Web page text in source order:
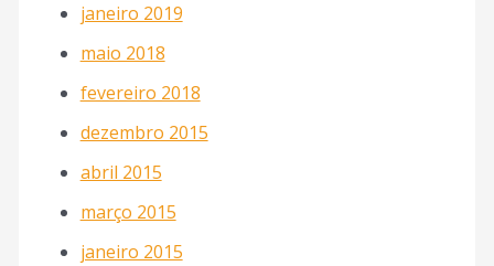
janeiro 2019
maio 2018
fevereiro 2018
dezembro 2015
abril 2015
março 2015
janeiro 2015